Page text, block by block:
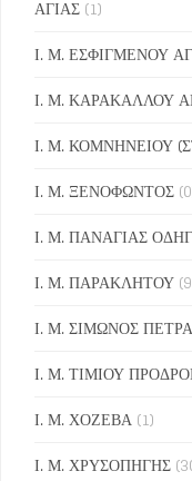
ΑΓΙΑΣ (1)
Ι. Μ. ΕΣΦΙΓΜΕΝΟΥ
Ι. Μ. ΚΑΡΑΚΑΛΛΟΥ
Ι. Μ. ΚΟΜΝΗΝΕΙΟΥ
Ι. Μ. ΞΕΝΟΦΩΝΤΟΣ
Ι. Μ. ΠΑΝΑΓΙΑΣ
Ι. Μ. ΠΑΡΑΚΛΗΤΟΥ
Ι. Μ. ΣΙΜΩΝΟΣ
Ι. Μ. ΤΙΜΙΟΥ
Ι. Μ. ΧΟΖΕΒΑ (1)
Ι. Μ. ΧΡΥΣΟΠΗΓΗΣ